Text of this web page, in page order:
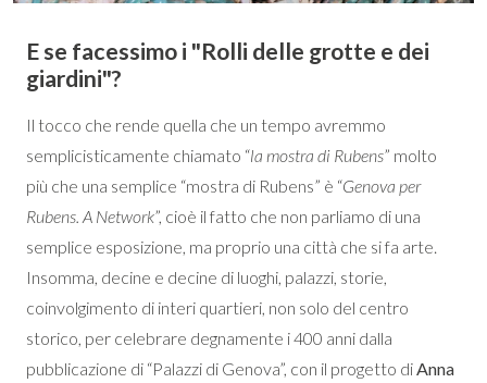
E se facessimo i "Rolli delle grotte e dei
giardini"?
Il tocco che rende quella che un tempo avremmo
semplicisticamente chiamato “la mostra di Rubens” molto
più che una semplice “mostra di Rubens” è “Genova per
Rubens. A Network”, cioè il fatto che non parliamo di una
semplice esposizione, ma proprio una città che si fa arte.
Insomma, decine e decine di luoghi, palazzi, storie,
coinvolgimento di interi quartieri, non solo del centro
storico, per celebrare degnamente i 400 anni dalla
pubblicazione di “Palazzi di Genova”, con il progetto di Anna